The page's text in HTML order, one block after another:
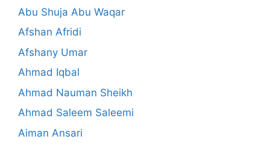
Abu Shuja Abu Waqar
Afshan Afridi
Afshany Umar
Ahmad Iqbal
Ahmad Nauman Sheikh
Ahmad Saleem Saleemi
Aiman Ansari